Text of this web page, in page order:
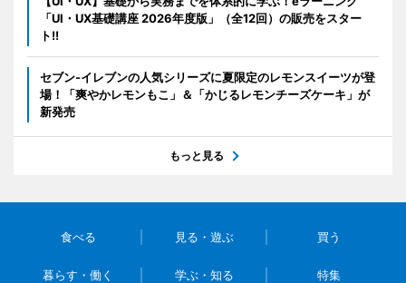
「UI・UX基礎講座 2026年度版」（全12回）の販売をスター
ト!!
セブン‐イレブンの人気シリーズに夏限定のレモンスイーツが登
場！「爽やかレモンもこ」＆「かじるレモンチーズケーキ」が
新発売
もっと見る
食べる 見る・遊ぶ 買う
暮らす・働く 学ぶ・知る 特集